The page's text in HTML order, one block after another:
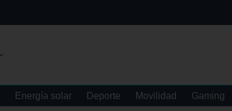
Energía solar Deporte Movilidad Gaming